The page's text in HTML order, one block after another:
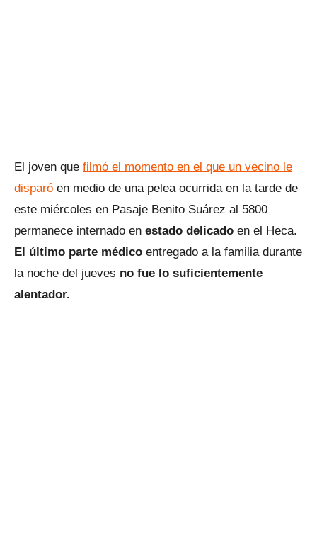
El joven que filmó el momento en el que un vecino le
disparó en medio de una pelea ocurrida en la tarde de
este miércoles en Pasaje Benito Suárez al 5800
permanece internado en estado delicado en el Heca.
El último parte médico entregado a la familia durante
la noche del jueves no fue lo suficientemente
alentador.